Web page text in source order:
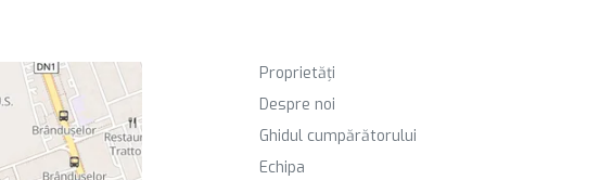
Proprietăți
Despre noi
Ghidul cumpărătorului
Echipa